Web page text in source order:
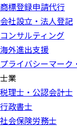
商標登録申請代行
会社設立・法人登記
コンサルティング
海外進出支援
プライバシーマーク
士業
税理士・公認会計士
行政書士
社会保険労務士